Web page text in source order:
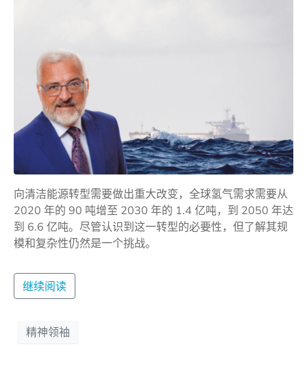
向清洁能源转型需要做出重大改变，全球氢气需求需要从
2020 年的 90 吨增至 2030 年的 1.4 亿吨，到 2050 年达
到 6.6 亿吨。尽管认识到这一转型的必要性，但了解其规
模和复杂性仍然是一个挑战。
继续阅读
精神领袖